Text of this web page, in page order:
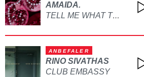
AMAIDA.
TELL ME WHAT TO DO
ANBEFALER
RINO SIVATHAS
CLUB EMBASSY